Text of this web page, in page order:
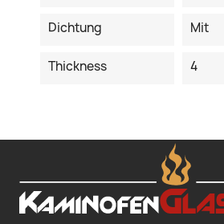
Dichtung Mit
Thickness 4